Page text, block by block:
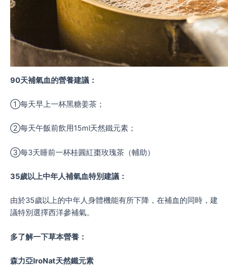
90天補氣血的營養建議：
①每天早上一杯黑糖姜茶；
②每天午飯前飲用15ml天然鐵元素；
③每3天睡前一杯桂圓紅棗玫瑰茶（輔助）
35歲以上中年人補氣血特別建議：
由於35歲以上的中年人身體機能有所下降，在補血的同時，建
議特別選擇西洋參補氣。
多了解一下草本營養：
森力亞IroNat天然鐵元素